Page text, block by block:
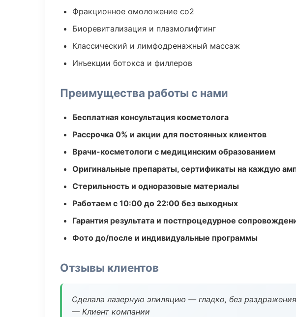
Фракционное омоложение co2
Биоревитализация и плазмолифтинг
Классический и лимфодренажный массаж
Инъекции ботокса и филлеров
Преимущества работы с нами
Бесплатная консультация косметолога
Рассрочка 0% и акции для постоянных клиентов
Врачи-косметологи с медицинским образованием
Оригинальные препараты, сертификаты на каждую
Стерильность и одноразовые материалы
Работаем с 10:00 до 22:00 без выходных
Гарантия результата и постпроцедурное
Фото до/после и индивидуальные программы
Отзывы клиентов
Сделала лазерную эпиляцию — гладко, без
— Клиент компании